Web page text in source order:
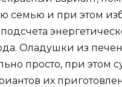
семью и при этом
Оладушки из
просто, при этом
их